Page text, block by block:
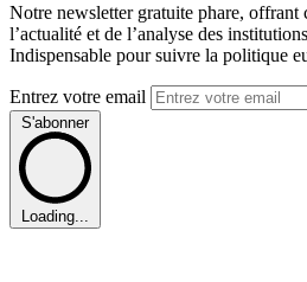
Notre newsletter gratuite phare, offrant
l’actualité et de l’analyse des
Indispensable pour suivre la politique
Entrez votre email
S'abonner
Loading...